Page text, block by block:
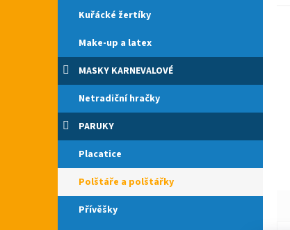
Kuřácké žertíky
Make-up a latex
MASKY KARNEVALOVÉ
Netradiční hračky
PARUKY
Placatice
Polštáře a polštářky
Přívěšky